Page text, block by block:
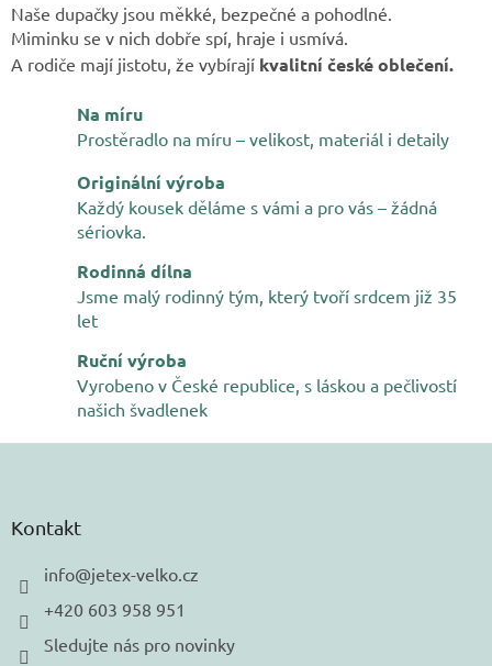
Naše dupačky jsou měkké, bezpečné a pohodlné.
Miminku se v nich dobře spí, hraje i usmívá.
A rodiče mají jistotu, že vybírají kvalitní české oblečení.
Na míru
Prostěradlo na míru – velikost, materiál i detaily
Originální výroba
Každý kousek děláme s vámi a pro vás – žádná
sériovka.
Rodinná dílna
Jsme malý rodinný tým, který tvoří srdcem již 35
let
Ruční výroba
Vyrobeno v České republice, s láskou a pečlivostí
našich švadlenek
Kontakt
info@jetex-velko.cz
+420 603 958 951
Sledujte nás pro novinky